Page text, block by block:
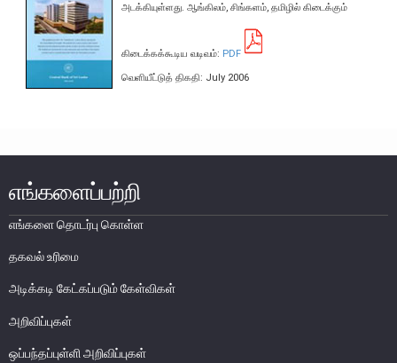
பத்திரிகை வெளியீடு
நாணயக் கொள்கை மீளாய்வு
நிதியியல் உறுதித்தன்மை தொடர்பான மீளாய்வு
பணவீக்கம்
கொள்வனவு முகாமையாளர் சுட்டெண் அளவீடு
Non-Bank Financial Institutions
பொதுமக்கள் தொடர்பாடல்
அறிவித்தல்கள்
பத்திரிகை மாநாடுகள்
அடக்கியுள்ளது. ஆங்கிலம், சிங்களம், தமிழில் கிடைக்கும்
கிடைக்கக்கூடிய வடிவம்: PDF
வெளியீட்டுத் திகதி: July 2006
எங்களைப்பற்றி
எங்களை தொடர்பு கொள்ள
தகவல் உரிமை
அடிக்கடி கேட்கப்படும் கேள்விகள்
அறிவிப்புகள்
ஒப்பந்தப்புள்ளி அறிவிப்புகள்